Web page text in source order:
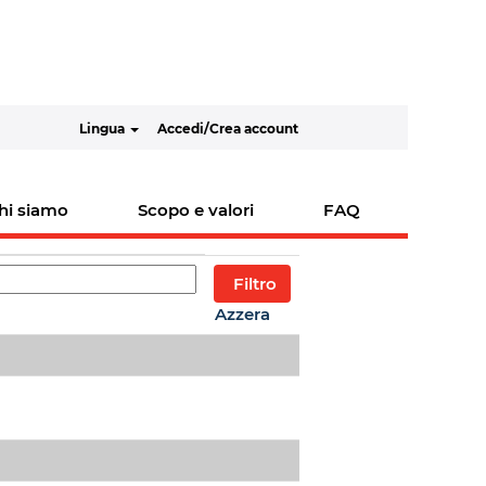
Lingua Accedi/Crea account
siamo Scopo e valori FAQ
Azzera